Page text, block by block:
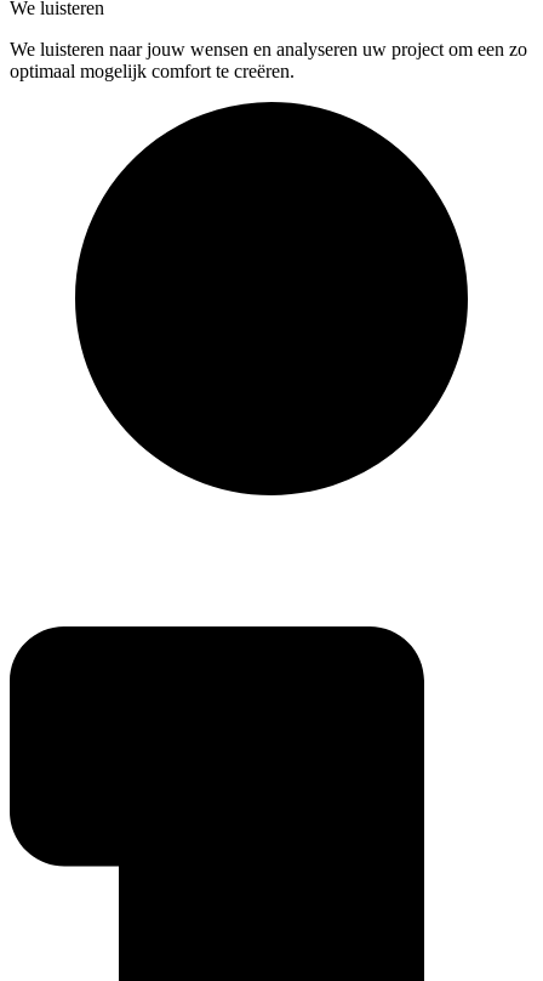
We luisteren
We luisteren naar jouw wensen en analyseren uw project om een zo
optimaal mogelijk comfort te creëren.